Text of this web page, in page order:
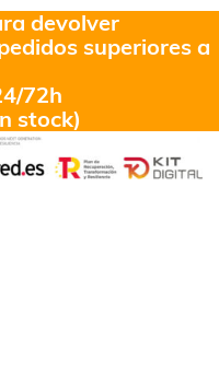
devolver
superiores a
72h
stock)